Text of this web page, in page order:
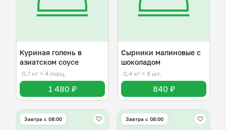
Куриная голень в
азиатском соусе
0,7 кг ≈ 4 порц.
1 480 ₽
Сырники малиновые с
шоколадом
0,4 кг ≈ 8 шт.
840 ₽
Завтра c 08:00 Завтра c 08:00